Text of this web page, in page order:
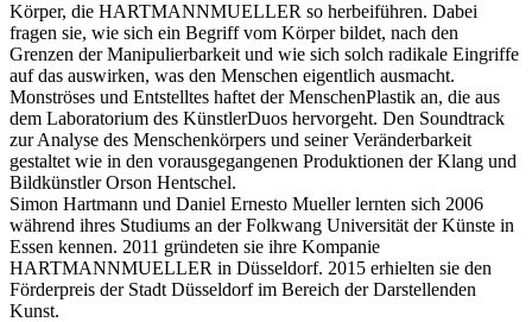
Körper, die HARTMANNMUELLER so herbeiführen. Dabei
fragen sie, wie sich ein Begriff vom Körper bildet, nach den
Grenzen der Manipulierbarkeit und wie sich solch radikale Eingriffe
auf das auswirken, was den Menschen eigentlich ausmacht.
Monströses und Entstelltes haftet der Menschen­Plastik an, die aus
dem Laboratorium des Künstler­Duos hervorgeht. Den Soundtrack
zur Analyse des Menschenkörpers und seiner Veränderbarkeit
gestaltet wie in den vorausgegangenen Produktionen der Klang­ und
Bildkünstler Orson Hentschel.
Simon Hartmann und Daniel Ernesto Mueller lernten sich 2006
während ihres Studiums an der Folkwang Universität der Künste in
Essen kennen. 2011 gründeten sie ihre Kompanie
HARTMANNMUELLER in Düsseldorf. 2015 erhielten sie den
Förderpreis der Stadt Düsseldorf im Bereich der Darstellenden
Kunst.